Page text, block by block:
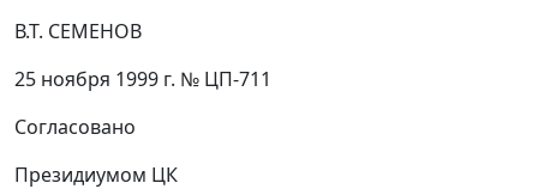
В.Т. СЕМЕНОВ
25 ноября 1999 г. № ЦП-711
Согласовано
Президиумом ЦК